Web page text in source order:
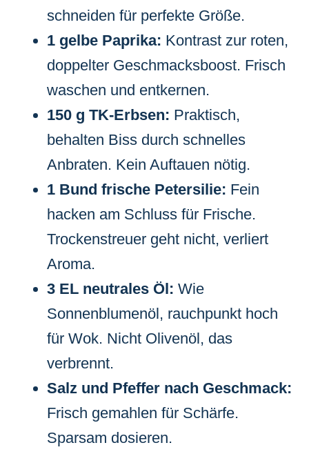
schneiden für perfekte Größe.
1 gelbe Paprika: Kontrast zur roten,
doppelter Geschmacksboost. Frisch
waschen und entkernen.
150 g TK-Erbsen: Praktisch,
behalten Biss durch schnelles
Anbraten. Kein Auftauen nötig.
1 Bund frische Petersilie: Fein
hacken am Schluss für Frische.
Trockenstreuer geht nicht, verliert
Aroma.
3 EL neutrales Öl: Wie
Sonnenblumenöl, rauchpunkt hoch
für Wok. Nicht Olivenöl, das
verbrennt.
Salz und Pfeffer nach Geschmack:
Frisch gemahlen für Schärfe.
Sparsam dosieren.